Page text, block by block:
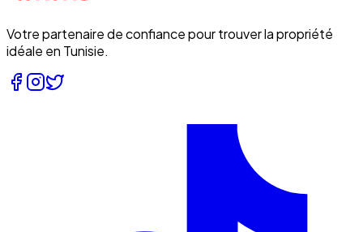
Votre partenaire de confiance pour trouver la propriété
idéale en Tunisie.